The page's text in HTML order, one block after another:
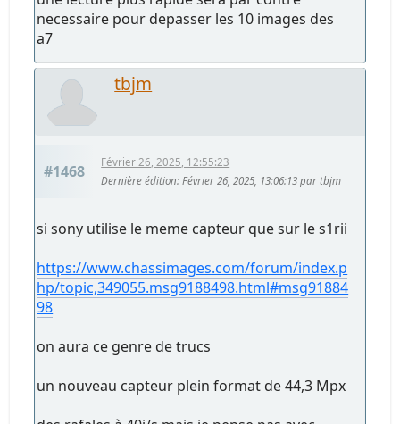
necessaire pour depasser les 10 images des
a7
tbjm
#1468
Février 26, 2025, 12:55:23
Dernière édition: Février 26, 2025, 13:06:13 par tbjm
si sony utilise le meme capteur que sur le s1rii
https://www.chassimages.com/forum/index.p
hp/topic,349055.msg9188498.html#msg91884
98
on aura ce genre de trucs
un nouveau capteur plein format de 44,3 Mpx